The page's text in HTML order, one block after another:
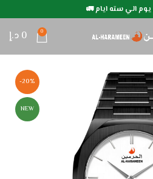
يوم الي سته ايام 🚛
0
0 د.إ
-20%
NEW